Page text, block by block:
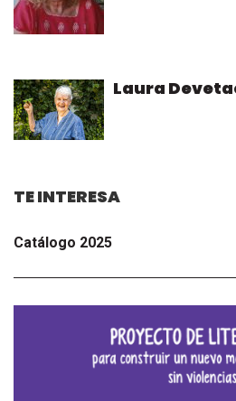
Laura
TE INTERESA
Catálogo 2025